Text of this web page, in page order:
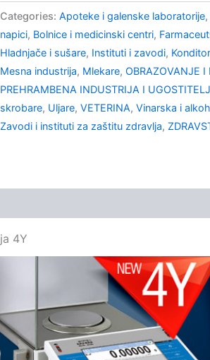
Categories: Apoteke i galenske laboratorije,
napici, Bolnice i medicinski centri,
Hladnjače i sušare, Instituti i zavodi,
Mesna industrija, Mlekare, OBRAZOVANJE I
PREHRAMBENA INDUSTRIJA I
skrobare, Uljare, VETERINA, Vinarska i
Zavodi i instituti za zaštitu zdravlja,
4Y